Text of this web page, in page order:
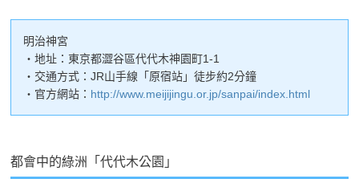
明治神宮
・地址：東京都澀谷區代代木神園町1-1
・交通方式：JR山手線「原宿站」徒步約2分鐘
・官方網站： http://www.meijijingu.or.jp/sanpai/index.html
都會中的綠洲「代代木公園」